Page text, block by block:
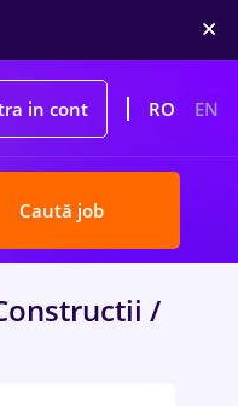
in cont RO EN
Caută job
/